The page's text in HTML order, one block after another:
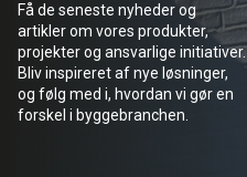
Fliseklæber "Fix"
Primere / Bindere
Om Alfix
Ansvarlighed
NYHEDER & ARTIKLER
DK
Få de seneste nyheder og
artikler om vores produkter,
projekter og ansvarlige initiativer.
Bliv inspireret af nye løsninger,
og følg med i, hvordan vi gør en
forskel i byggebranchen.